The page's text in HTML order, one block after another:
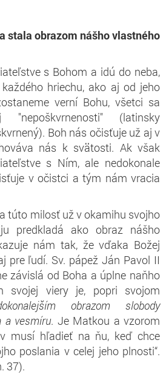
stala obrazom nášho vlastného
s Bohom a idú do neba,
hriechu, ako aj od jeho
verní Bohu, všetci sa
(latinsky
Boh nás očisťuje už aj v
nás k svätosti. Ak však
s Ním, ale nedokonale
v očistci a tým nám vracia
túto milosť už v okamihu svojho
predkladá ako obraz nášho
nám tak, že vďaka Božej
pre ľudí. Sv. pápež Ján Pavol II
závislá od Boha a úplne naňho
svojej viery je, popri svojom
obrazom slobody
a vesmíru. Je Matkou a vzorom
musí hľadieť na ňu, keď chce
poslania v celej jeho plnosti“.
37).